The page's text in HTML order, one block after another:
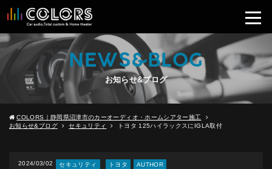
NEWS&BLOG
お知らせ&ブログ
COLORS｜静岡県沼津市のカーオーディオ・ホームシアター施工
お知らせ&ブログ
セキュリティ トヨタ 125ハイラックスにIGLA取付
2024/03/02 セキュリティ トヨタ AUTHOR